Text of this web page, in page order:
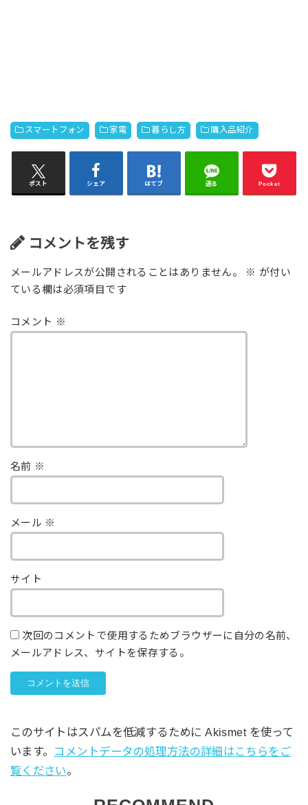
スマートフォン 家電 暮らし方 購入品紹介
ポスト シェア はてブ 送る Pocket
コメントを残す
メールアドレスが公開されることはありません。 ※ が付い
ている欄は必須項目です
コメント ※
名前 ※
メール ※
サイト
次回のコメントで使用するためブラウザーに自分の名前、
メールアドレス、サイトを保存する。
このサイトはスパムを低減するために Akismet を使って
います。 コメントデータの処理方法の詳細はこちらをご
覧ください。